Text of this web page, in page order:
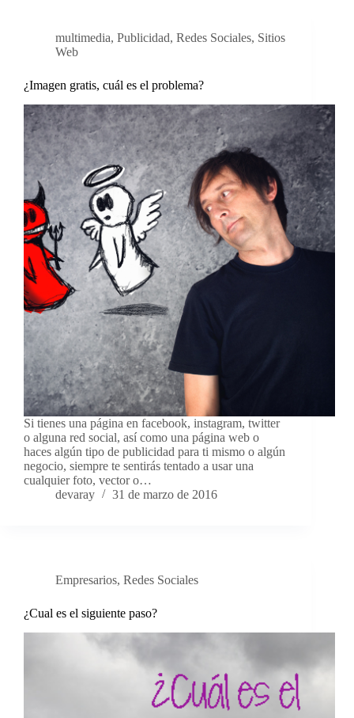
multimedia, Publicidad, Redes Sociales, Sitios
Web
¿Imagen gratis, cuál es el problema?
Si tienes una página en facebook, instagram, twitter
o alguna red social, así como una página web o
haces algún tipo de publicidad para ti mismo o algún
negocio, siempre te sentirás tentado a usar una
cualquier foto, vector o…
devaray
31 de marzo de 2016
Empresarios, Redes Sociales
¿Cual es el siguiente paso?